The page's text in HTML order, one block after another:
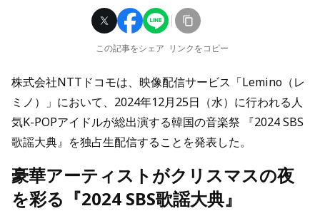
この記事をシェア リンクをコピー
株式会社NTTドコモは、映像配信サービス「Lemino（レ
ミノ）」において、2024年12月25日（水）に行われる人
気K-POPアイドルが総出演する韓国の音楽祭 『2024 SBS
歌謡大典』を独占生配信することを発表した。
豪華アーティストがクリスマスの夜
を彩る『2024 SBS歌謡大典』